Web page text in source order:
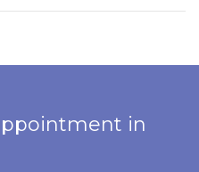
in